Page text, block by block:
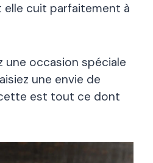
elle cuit parfaitement à
une occasion spéciale
une envie de
est tout ce dont